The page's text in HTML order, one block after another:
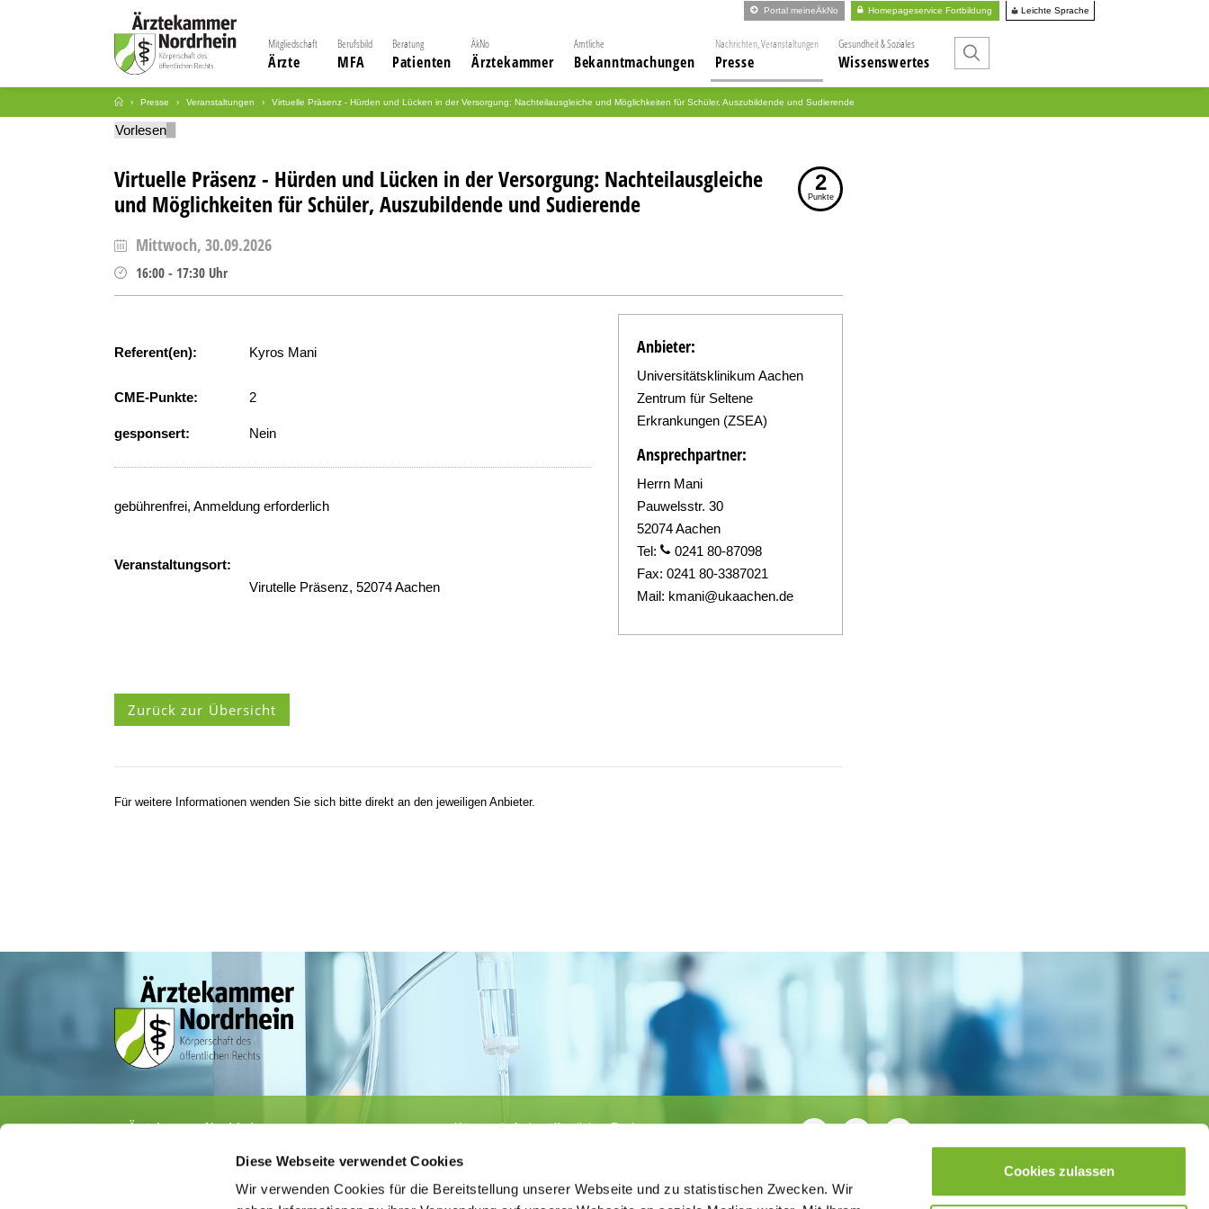
Diese Webseite verwendet Cookies
Wir verwenden Cookies für die Bereitstellung unserer Webseite und zu statistischen Zwecken. Wir
Cookies zulassen
Portal meineÄkNo Homepageservice Fortbildung Leichte Sprache
Mitgliedschaft
Ärzte
Berufsbild
MFA
Beratung
Patienten
ÄkNo
Ärztekammer
Amtliche
Bekanntmachungen
Nachrichten, Veranstaltungen
Presse
Gesundheit & Soziales
Wissenswertes
Presse Veranstaltungen Virtuelle Präsenz - Hürden und Lücken in der Versorgung: Nachteilausgleiche und Möglichkeiten für Schüler, Auszubildende und Sudierende
Vorlesen
Virtuelle Präsenz - Hürden und Lücken in der Versorgung: Nachteilausgleiche
und Möglichkeiten für Schüler, Auszubildende und Sudierende
2
Punkte
Mittwoch, 30.09.2026
16:00 - 17:30 Uhr
Referent(en): Kyros Mani
CME-Punkte: 2
gesponsert: Nein
gebührenfrei, Anmeldung erforderlich
Veranstaltungsort:
Virutelle Präsenz, 52074 Aachen
Anbieter:
Universitätsklinikum Aachen
Zentrum für Seltene
Erkrankungen (ZSEA)
Ansprechpartner:
Herrn Mani
Pauwelsstr. 30
52074 Aachen
Tel:
0241 80-87098
Fax: 0241 80-3387021
Mail: kmani@ukaachen.de
Zurück zur Übersicht
Für weitere Informationen wenden Sie sich bitte direkt an den jeweiligen Anbieter.
Ärztekammer Nordrhein
· Fax 0211 / 4302 2009
aerztekammer@aekno.de
Körperschaft des öffentlichen Rechts